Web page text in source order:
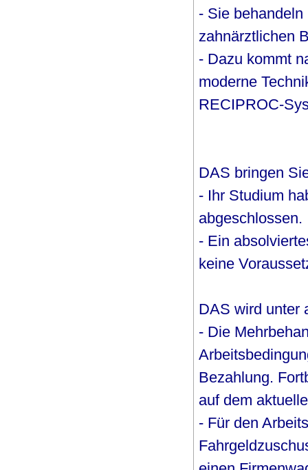
- Sie
zahnärztlichen
- Dazu kommt
moderne
RECIPROC-
DAS bringen
- Ihr Studium
- Ein
keine
DAS wird unter
- Die
Bezahlung.
auf dem
- Für den